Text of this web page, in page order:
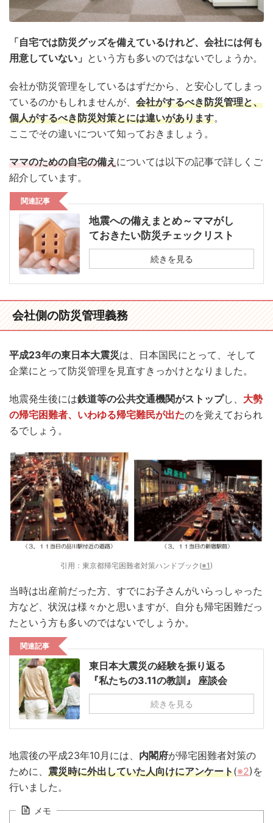
「自宅では防災グッズを備えているけれど、会社には何も
用意していない」 という方も多いのではないでしょうか。
会社が防災管理をしているはずだから、と安心してしまっ
ているのかもしれませんが、 会社がするべき防災管理と、
個人がするべき防災対策とには違いがあります。
ここでその違いについて知っておきましょう。
ママのための自宅の備えについては以下の記事で詳しくご
紹介しています。
関連記事
地震への備えまとめ～ママがし
ておきたい防災チェックリスト
続きを見る
会社側の防災管理義務
平成23年の東日本大震災は、日本国民にとって、そして
企業にとって防災管理を見直すきっかけとなりました。
地震発生後には鉄道等の公共交通機関がストップし、 大勢
の帰宅困難者、いわゆる帰宅難民が出たのを覚えておられ
るでしょう。
引用：東京都帰宅困難者対策ハンドブック(※1)
当時は出産前だった方、すでにお子さんがいらっしゃった
方など、状況は様々かと思いますが、自分も帰宅困難だっ
たという方も多いのではないでしょうか。
関連記事
東日本大震災の経験を振り返る
『私たちの3.11の教訓』 座談会
続きを見る
地震後の平成23年10月には、 内閣府が帰宅困難者対策の
ために、 震災時に外出していた人向けにアンケート(※2)を
行いました。
メモ